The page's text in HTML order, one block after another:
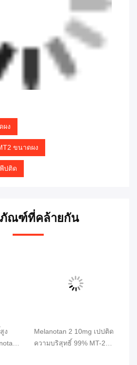
ผง
ขนาดผง
ปติด
ณฑ์ที่คล้ายกัน
ง
2
Melanotan 2 10mg เปปติด
ความบริสุทธิ์ 99% MT-2